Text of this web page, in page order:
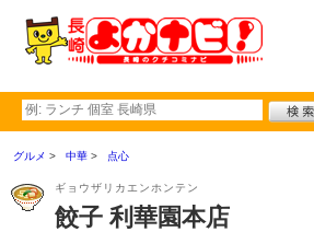
グルメ 中華 点心
ギョウザリカエンホンテン
餃子 利華園本店